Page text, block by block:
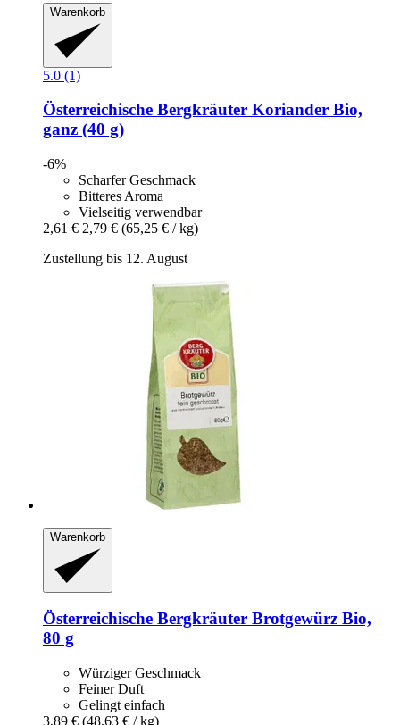
Warenkorb
5.0 (1)
Österreichische Bergkräuter Koriander Bio,
ganz (40 g)
-6%
Scharfer Geschmack
Bitteres Aroma
Vielseitig verwendbar
2,61 € 2,79 € (65,25 € / kg)
Zustellung bis 12. August
Warenkorb
Österreichische Bergkräuter Brotgewürz Bio,
80 g
Würziger Geschmack
Feiner Duft
Gelingt einfach
3,89 € (48,63 € / kg)